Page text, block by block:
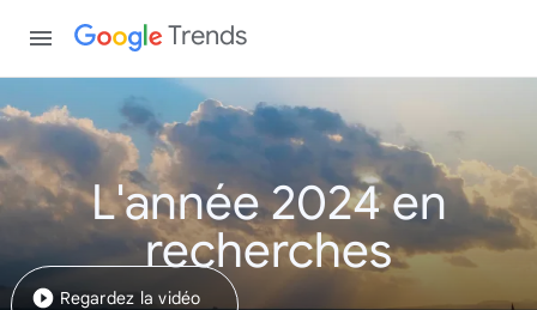
Trends
L'année 2024 en
recherches
Regardez la vidéo